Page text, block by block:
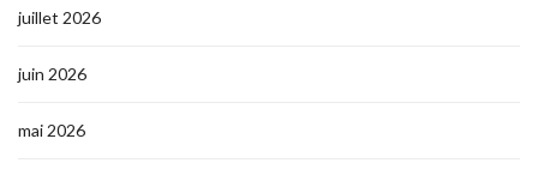
juillet 2026
juin 2026
mai 2026